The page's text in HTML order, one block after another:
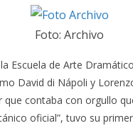
Foto: Archivo
Escuela de Arte
David di Nápoli y
que contaba con orgullo
oficial”, tuvo su